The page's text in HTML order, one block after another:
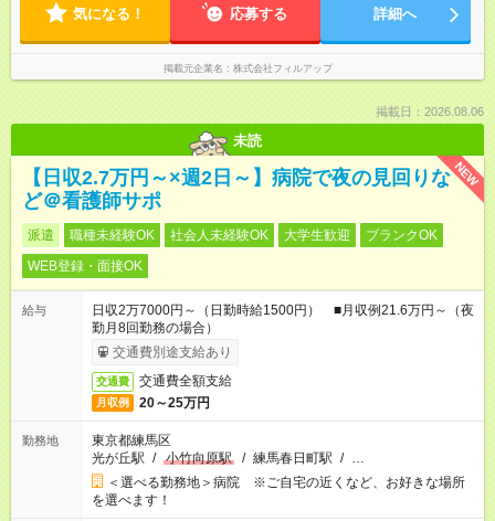
気になる！ 応募する 詳細へ
掲載元企業名 株式会社フィルアップ
掲載日：2026.08.06
未読
NEW
【日収2.7万円～×週2日～】病院で夜の見回りな
ど＠看護師サポ
派遣 職種未経験OK 社会人未経験OK 大学生歓迎
ブランクOK
WEB登録・面接OK
給与
日収2万7000円～（日勤時給1500円） ■月収例21.6万円～（夜
勤月8回勤務の場合）
交通費別途支給あり
交通費 交通費全額支給
月収例 20～25万円
勤務地
東京都練馬区
光が丘駅 / 小竹向原駅 / 練馬春日町駅 / …
＜選べる勤務地＞病院 ※ご自宅の近くなど、お好きな場所
を選べます！